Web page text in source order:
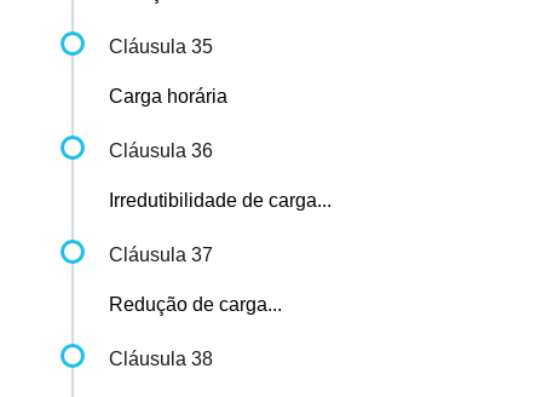
Cláusula 35
Carga horária
Cláusula 36
Irredutibilidade de carga...
Cláusula 37
Redução de carga...
Cláusula 38